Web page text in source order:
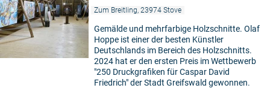
Zum Breitling, 23974 Stove
Gemälde und mehrfarbige Holzschnitte. Olaf
Hoppe ist einer der besten Künstler
Deutschlands im Bereich des Holzschnitts.
2024 hat er den ersten Preis im Wettbewerb
"250 Druckgrafiken für Caspar David
Friedrich" der Stadt Greifswald gewonnen.